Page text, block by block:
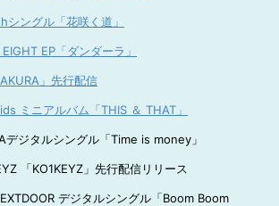
シングル「花咲く道」
EIGHT EP「ダンダーラ」
」先行配信
ミニアルバム「THIS ＆ THAT」
ジタルシングル「Time is money」
「KO1KEYZ」先行配信リリース
デジタルシングル「Boom Boom